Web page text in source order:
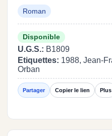
Roman
Disponible
U.G.S.: B1809
Etiquettes: 1988, Jean-
Orban
Partager Copier le lien Plus